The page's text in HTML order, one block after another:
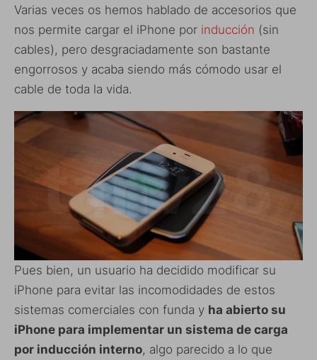
Varias veces os hemos hablado de accesorios que
nos permite cargar el iPhone por inducción (sin
cables), pero desgraciadamente son bastante
engorrosos y acaba siendo más cómodo usar el
cable de toda la vida.
Pues bien, un usuario ha decidido modificar su
iPhone para evitar las incomodidades de estos
sistemas comerciales con funda y ha abierto su
iPhone para implementar un sistema de carga
por inducción interno, algo parecido a lo que